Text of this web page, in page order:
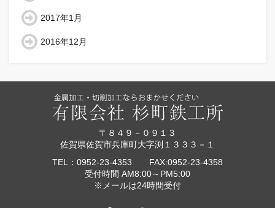
2017年1月
2016年12月
〒８４９－０９１３
佐賀県佐賀市兵庫町大字渕１３３３－１
TEL：0952-23-4353 FAX:0952-23-4358
受付時間 AM8:00～PM5:00
※メールは24時間受付